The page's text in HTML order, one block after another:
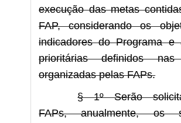
execução das metas
FAP, considerando os
indicadores do Programa e
prioritárias definidos nas
organizadas pelas FAPs.
§ 1º Serão
FAPs, anualmente, os